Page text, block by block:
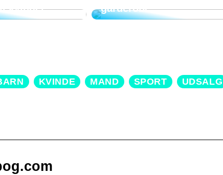
kvinder
garderobe
KVINDE MAND SPORT UDSALG